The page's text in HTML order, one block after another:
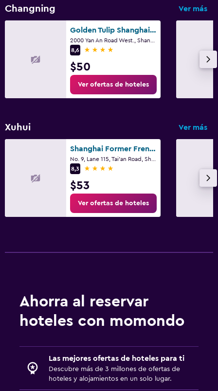
Changning Ver más
Golden Tulip Shanghai Rainbow
8,6
4 estrellas
$50
Ver ofertas de hoteles
Xuhui Ver más
Shanghai Former French Concession Garden Hotel
8,3
4 estrellas
$53
Ver ofertas de hoteles
Ahorra al reservar
hoteles con momondo
Las mejores ofertas de hoteles para ti
Descubre más de 3 millones de ofertas de
hoteles y alojamientos en un solo lugar.